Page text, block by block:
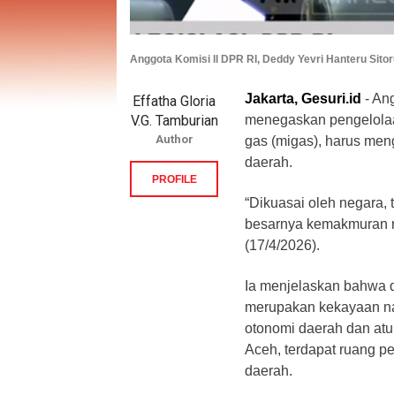
Anggota Komisi ll DPR RI, Deddy Yevri Hanteru
Jakarta, Gesuri.id -
menegaskan
gas (migas), harus
daerah.
“Dikuasai oleh
besarnya kemakmuran
(17/4/2026).
Ia menjelaskan bahwa
merupakan kekayaan
otonomi daerah dan
Aceh, terdapat ruang
daerah.
Effatha Gloria
V.G. Tamburian
Author
PROFILE